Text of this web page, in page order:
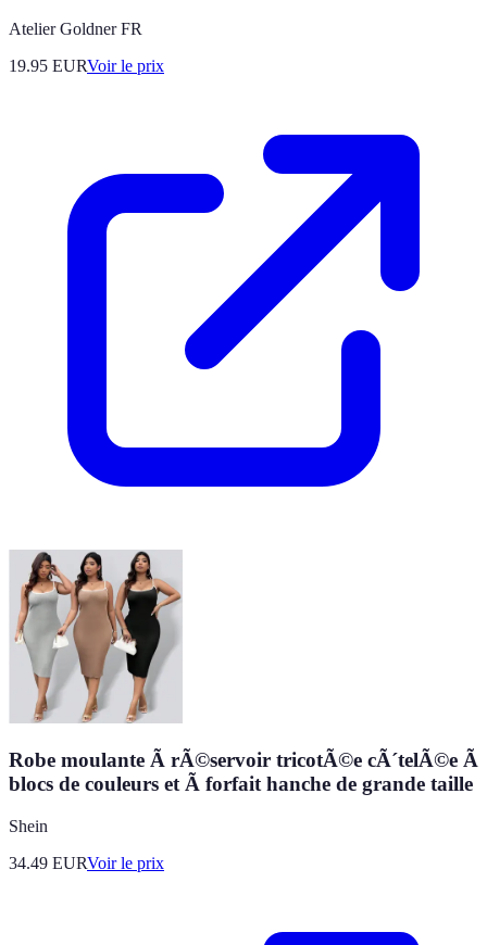
Atelier Goldner FR
19.95 EURVoir le prix
Robe moulante Ã rÃ©servoir tricotÃ©e cÃ´telÃ©e Ã
blocs de couleurs et Ã forfait hanche de grande taille
Shein
34.49 EURVoir le prix